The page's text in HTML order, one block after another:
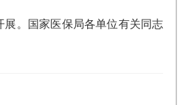
展。国家医保局各单位有关同志